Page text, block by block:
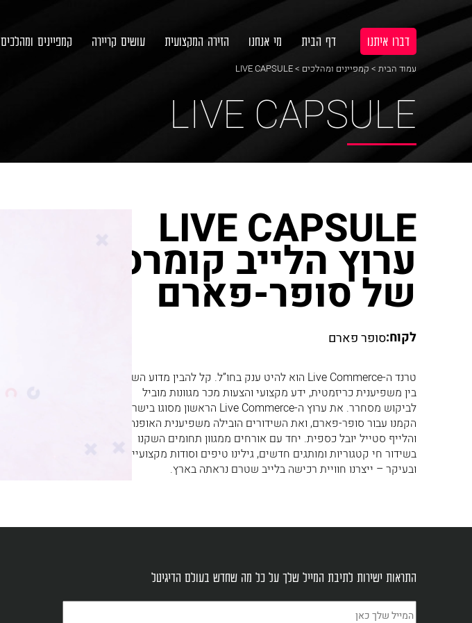
דברו איתנו דף הבית מי אנחנו הזירה המקצועית עושים קריירה קמפיינים ומהלכים
עמוד הבית > קמפיינים ומהלכים > LIVE CAPSULE
LIVE CAPSULE
LIVE CAPSULE
ערוץ הלייב קומרס
של סופר-פארם
לקוח:סופר פארם
טרנד ה-Live Commerce הוא להיט ענק בחו”ל. קל להבין מדוע השילוב
בין משפיענית כריזמטית, ידע מקצועי והצעות מכר מגוונות מוביל
לביקוש מסחרר. את ערוץ ה-Live Commerce הראשון מסוגו בישראל
הקמנו עבור סופר-פארם, ואת השידורים הובילה משפיענית האופנה
והלייף סטייל יובל כספית. יחד עם אורחים ממגוון תחומים השקנו
בשידור חי קטגוריות ומותגים חדשים, גילינו טיפים וסודות מקצועיים,
ובעיקר – ייצרנו חוויית רכישה בלייב שטרם נראתה בארץ.
התראות ישירות לתיבת המייל שלך על כל מה שחדש בעולם הדיגיטל